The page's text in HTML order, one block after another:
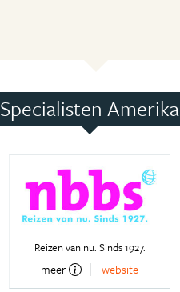
Specialisten Amerika
Reizen van nu. Sinds 1927.
meer website